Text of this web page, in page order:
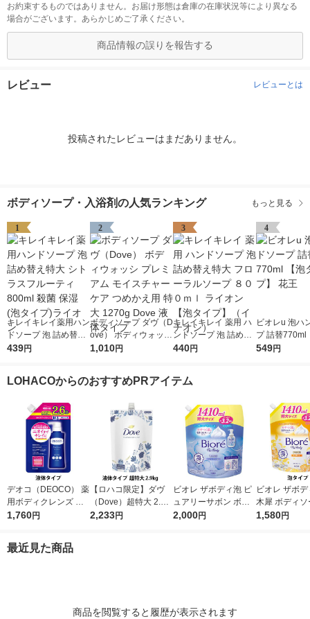
お約束するものではありません。お届け形態は倉庫の在庫状況等により異なる
場合がございます。あらかじめご了承ください。
商品情報の誤りを報告する
レビュー レビューとは
投稿されたレビューはまだありません。
ボディソープ・入浴剤の人気ランキング もっと見る
1
キレイキレイ薬用ハン
ドソープ 泡 詰め替え
特大 シトラスフルー
439円
2
ボディソープ ダヴ（D
ove） ボディウォッシ
プレミアム モイスチ
体タイプ
1,010円
3
キレイキレイ 薬用 ハ
ンドソープ 泡 詰め替
え特大 フローラルソ
チオシ）
440円
4
ビオレu 泡ハ
プ 詰替770ml
イプ】 花王
549円
LOHACOからのおすすめPRアイテム
デオコ（DEOCO） 薬
用ボディクレンズ 詰
め替え 大容量 650g
1,760円
【ロハコ限定】ダヴ
（Dove）超特大 2.9k
g 液体 ボディウォッ
2,233円
ビオレ ザボディ泡 ピ
ュアリーサボン ボデ
ィソープ 詰替特大 14
2,000円
ビオレ ザボ
木犀 ボディソ
替 1410ml 花
1,580円
最近見た商品
商品を閲覧すると履歴が表示されます